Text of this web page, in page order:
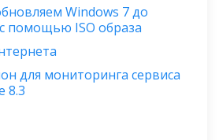
Windows 7 до
помощью ISO образа
для мониторинга сервиса
8.3